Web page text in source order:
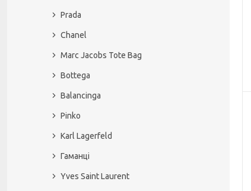
Prada
Chanel
Marc Jacobs Tote Bag
Bottega
Balancinga
Pinko
Karl Lagerfeld
Гаманці
Yves Saint Laurent